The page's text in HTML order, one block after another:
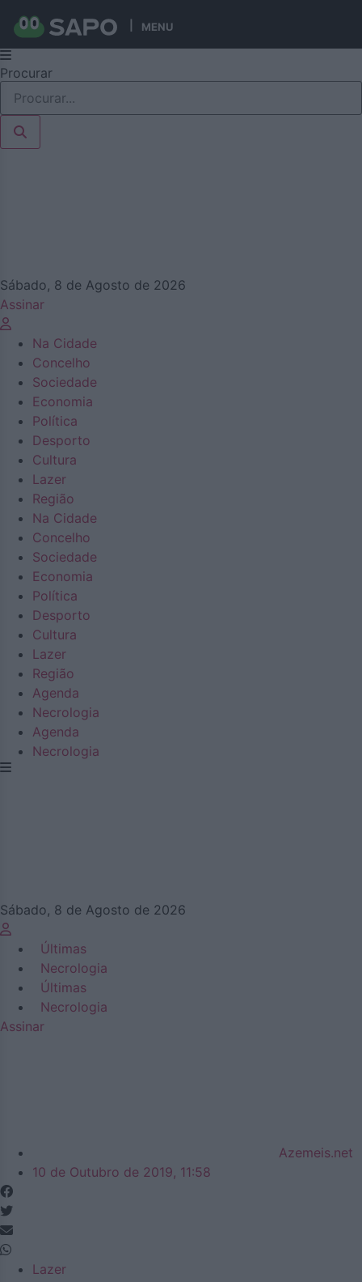
MENU
Pular
para
conteúdo
Procurar
Sábado, 8 de Agosto de 2026
Assinar
Na Cidade
Concelho
Sociedade
Economia
Política
Desporto
Cultura
Lazer
Região
Na Cidade
Concelho
Sociedade
Economia
Política
Desporto
Cultura
Lazer
Região
Agenda
Necrologia
Agenda
Necrologia
Sábado, 8 de Agosto de 2026
Últimas
Necrologia
Últimas
Necrologia
Assinar
Azemeis.net
10 de Outubro de 2019, 11:58
Lazer